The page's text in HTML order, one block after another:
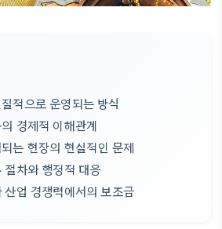
적으로 운영되는 방식
경제적 이해관계
는 현장의 현실적인 문제
절차와 행정적 대응
산업 경쟁력에서의 보조금